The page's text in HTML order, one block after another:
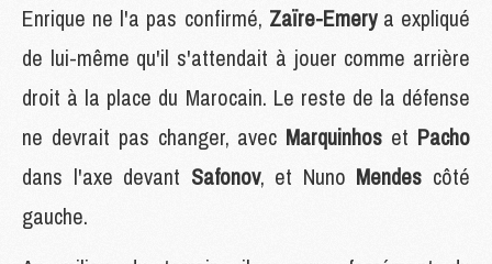
Enrique ne l'a pas confirmé, Zaïre-Emery a expliqué
de lui-même qu'il s'attendait à jouer comme arrière
droit à la place du Marocain. Le reste de la défense
ne devrait pas changer, avec Marquinhos et Pacho
dans l'axe devant Safonov, et Nuno Mendes côté
gauche.